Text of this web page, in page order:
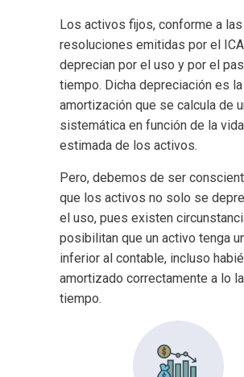
Los activos fijos, conforme a las
resoluciones emitidas por el
deprecian por el uso y por el
tiempo. Dicha depreciación es la
amortización que se calcula de
sistemática en función de la
estimada de los activos.
Pero, debemos de ser
que los activos no solo se
el uso, pues existen
posibilitan que un activo tenga
inferior al contable, incluso
amortizado correctamente a lo
tiempo.